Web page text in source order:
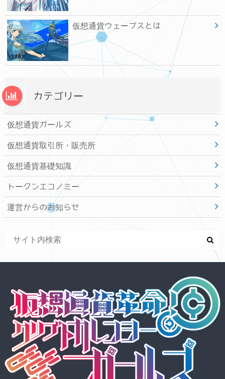
仮想通貨ウェーブスとは
カテゴリー
仮想通貨ガールズ
仮想通貨取引所・販売所
仮想通貨基礎知識
トークンエコノミー
運営からのお知らせ